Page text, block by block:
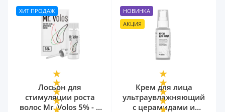
ХИТ ПРОДАЖ
Лосьон для
стимуляции роста
волос Mr. Volos 5% - 1
НОВИНКА
АКЦИЯ
Крем для лица
ультраувлажняющий
с церамидами и